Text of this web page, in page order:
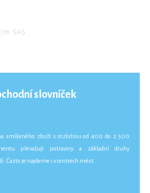
slovníček
smíšeného zboží s rozlohou od 400 do 2 500
převažují potraviny a základní druhy
Často je najdeme i v centrech měst.